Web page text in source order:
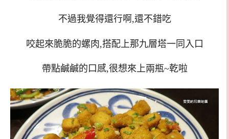
不過我覺得還行啊,還不錯吃
咬起來脆脆的螺肉,搭配上那九層塔一同入口
帶點鹹鹹的口感,很想來上兩瓶~乾啦